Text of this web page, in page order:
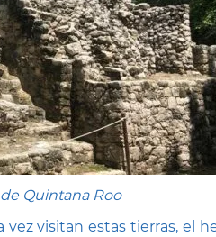
Quintana Roo
visitan estas tierras, el